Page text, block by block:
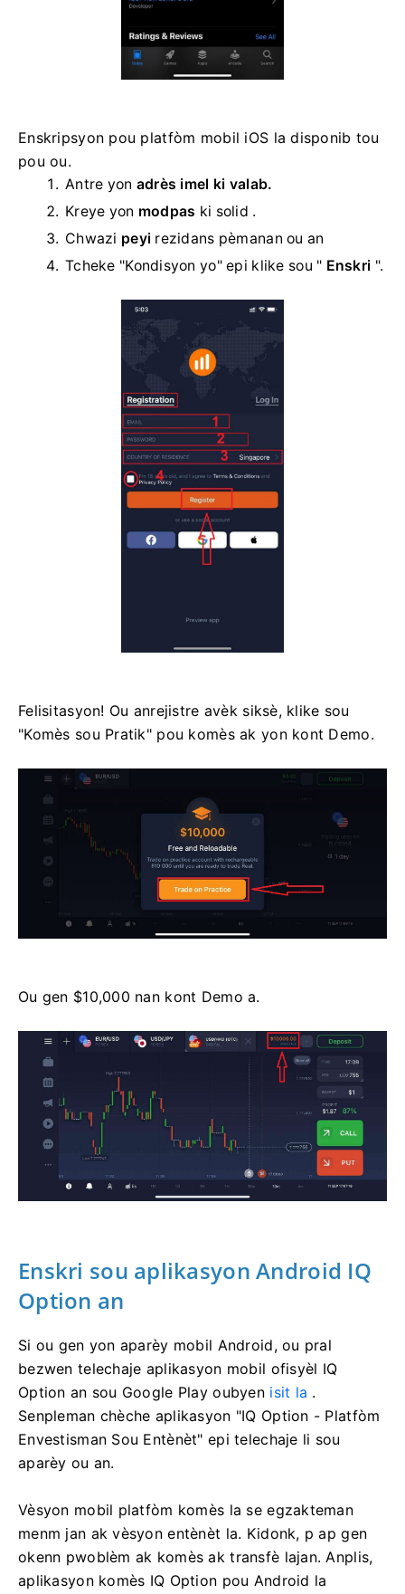
Enskripsyon pou platfòm mobil iOS la disponib tou
pou ou.
Antre yon adrès imel ki valab.
Kreye yon modpas ki solid .
Chwazi peyi rezidans pèmanan ou an
Tcheke "Kondisyon yo" epi klike sou " Enskri ".
Felisitasyon! Ou anrejistre avèk siksè, klike sou
"Komès sou Pratik" pou komès ak yon kont Demo.
Ou gen $10,000 nan kont Demo a.
Enskri sou aplikasyon Android IQ
Option an
Si ou gen yon aparèy mobil Android, ou pral
bezwen telechaje aplikasyon mobil ofisyèl IQ
Option an sou Google Play oubyen isit la .
Senpleman chèche aplikasyon "IQ Option - Platfòm
Envestisman Sou Entènèt" epi telechaje li sou
aparèy ou an.
Vèsyon mobil platfòm komès la se egzakteman
menm jan ak vèsyon entènèt la. Kidonk, p ap gen
okenn pwoblèm ak komès ak transfè lajan. Anplis,
aplikasyon komès IQ Option pou Android la